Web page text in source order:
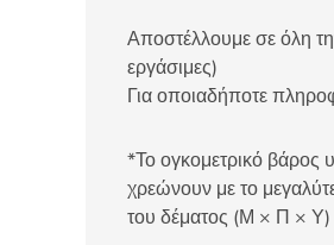
Αποστέλλουμε σε όλη
εργάσιμες)
Για οποιαδήποτε
*Το ογκομετρικό βάρος
χρεώνουν με το
του δέματος (Μ × Π × Υ)